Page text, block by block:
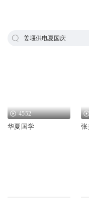
姜堰供电夏国庆
4552
华夏国学 张